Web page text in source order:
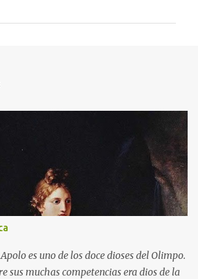
es uno de los doce dioses del Olimpo.
sus muchas competencias era dios de la